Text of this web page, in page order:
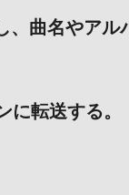
、曲名やアル
に転送する。